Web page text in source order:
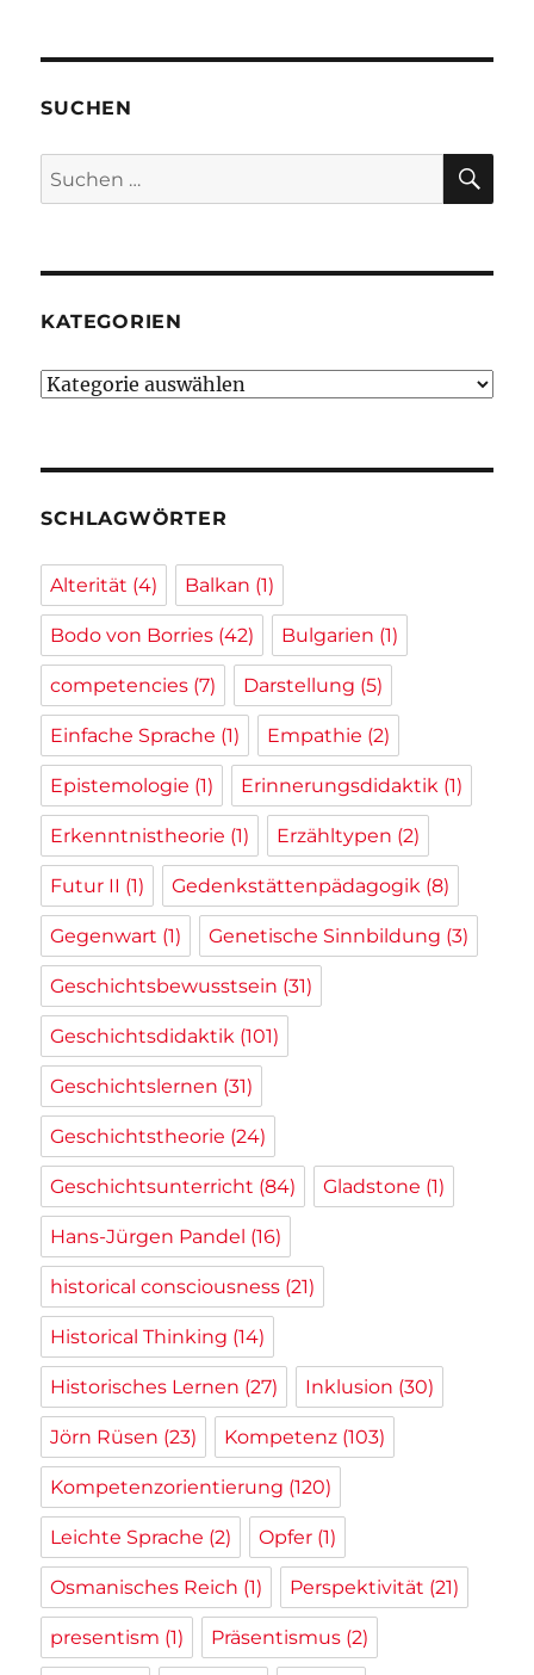
SUCHEN
Suchen
nach:
KATEGORIEN
Kategorien
SCHLAGWÖRTER
Alterität (4) Balkan (1)
Bodo von Borries (42) Bulgarien (1)
competencies (7) Darstellung (5)
Einfache Sprache (1) Empathie (2)
Epistemologie (1) Erinnerungsdidaktik (1)
Erkenntnistheorie (1) Erzähltypen (2)
Futur II (1) Gedenkstättenpädagogik (8)
Gegenwart (1) Genetische Sinnbildung (3)
Geschichtsbewusstsein (31)
Geschichtsdidaktik (101)
Geschichtslernen (31)
Geschichtstheorie (24)
Geschichtsunterricht (84) Gladstone (1)
Hans-Jürgen Pandel (16)
historical consciousness (21)
Historical Thinking (14)
Historisches Lernen (27) Inklusion (30)
Jörn Rüsen (23) Kompetenz (103)
Kompetenzorientierung (120)
Leichte Sprache (2) Opfer (1)
Osmanisches Reich (1) Perspektivität (21)
presentism (1) Präsentismus (2)